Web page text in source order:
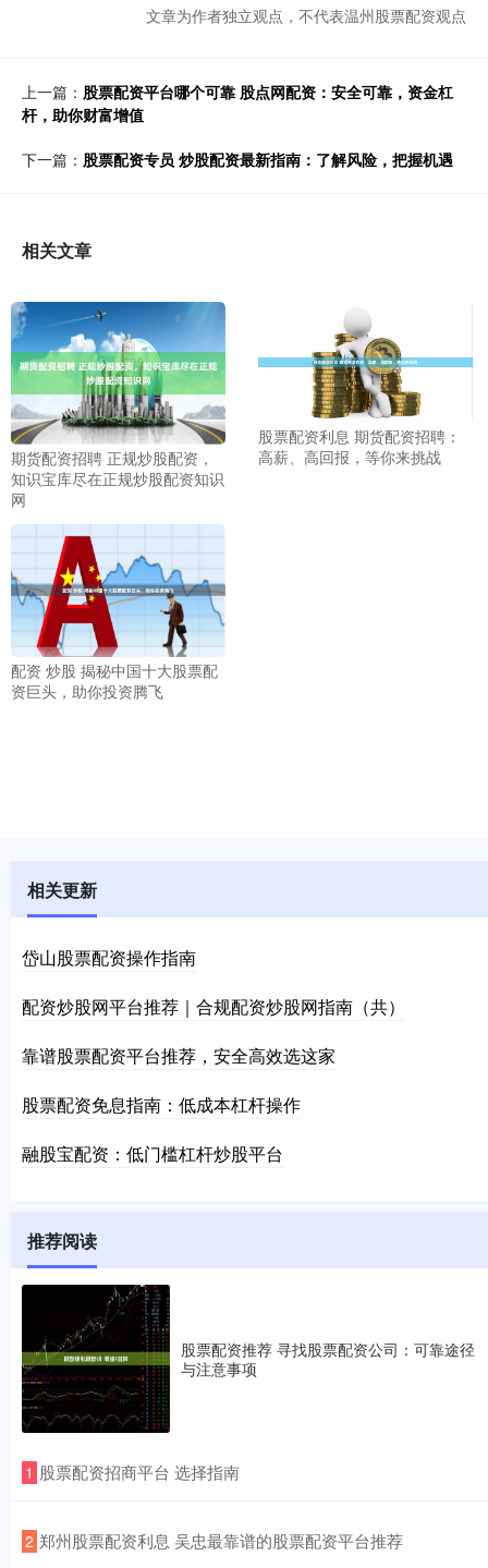
文章为作者独立观点，不代表温州股票配资观点
上一篇： 股票配资平台哪个可靠 股点网配资：安全可靠，资金杠
杆，助你财富增值
下一篇： 股票配资专员 炒股配资最新指南：了解风险，把握机遇
相关文章
期货配资招聘 正规炒股配资，
知识宝库尽在正规炒股配资知识
网
股票配资利息 期货配资招聘：
高薪、高回报，等你来挑战
配资 炒股 揭秘中国十大股票配
资巨头，助你投资腾飞
相关更新
岱山股票配资操作指南
配资炒股网平台推荐｜合规配资炒股网指南（共）
靠谱股票配资平台推荐，安全高效选这家
股票配资免息指南：低成本杠杆操作
融股宝配资：低门槛杠杆炒股平台
推荐阅读
股票配资推荐 寻找股票配资公司：可靠途径
与注意事项
1 ​股票配资招商平台 选择指南
2 ​郑州股票配资利息 吴忠最靠谱的股票配资平台推荐